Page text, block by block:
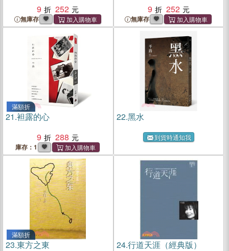
9 252
無庫存
9 252
無庫存
滿額折
21.袒露的心
9
288
庫存：1
22.黑水
到貨時通知我
滿額折
23.東方之東
24.行道天涯（經典版）